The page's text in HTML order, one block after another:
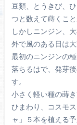
豆類、とうきび、
つと数えて蒔くこと
しかしニンジン、
外で風のある日は大
最初のニンジンの
落ちるはで、発芽
す。
小さく軽い種の蒔き
ひまわり、コスモ
ャ」５本を植える予